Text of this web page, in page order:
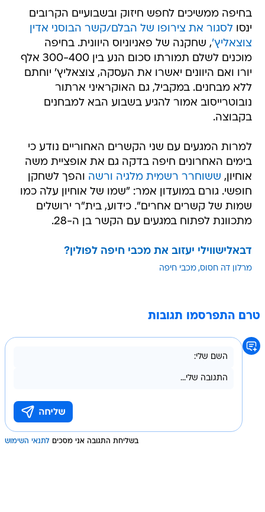
בחיפה ממשיכים לחפש חיזוק ובשבועיים הקרובים
ינסולסגור את צירופו של הבלם/קשר הבוסני אדין
צוצאליץ', שחקנה של פאניוניוס היוונית. בחיפה
מוכנים לשלם תמורתו סכום הנע בין 300-400 אלף
יורו ואם היוונים יאשרו את העסקה, צוצאליץ' יוחתם
ללא מבחנים. במקביל, גם האוקראיני ארתור
נובוטרייסוב אמור להגיע בשבוע הבא למבחנים
בקבוצה.
למרות המגעים עם שני הקשרים האחוריים נודע כי
בימים האחרונים חיפה בדקה גם את אופציית משה
אוחיון, ששוחרר רשמית מלגיה ורשה והפך לשחקן
חופשי. גורם במועדון אמר: "שמו של אוחיון עלה כמו
שמות של קשרים אחרים". כידוע, בית"ר ירושלים
מתכוונת לפתוח במגעים עם הקשר בן ה-28.
דבאלישווילי יעזוב את מכבי חיפה לפולין?
מרלון דה חסוס מכבי חיפה
טרם התפרסמו תגובות
בשליחת התגובה אני מסכים לתנאי השימוש